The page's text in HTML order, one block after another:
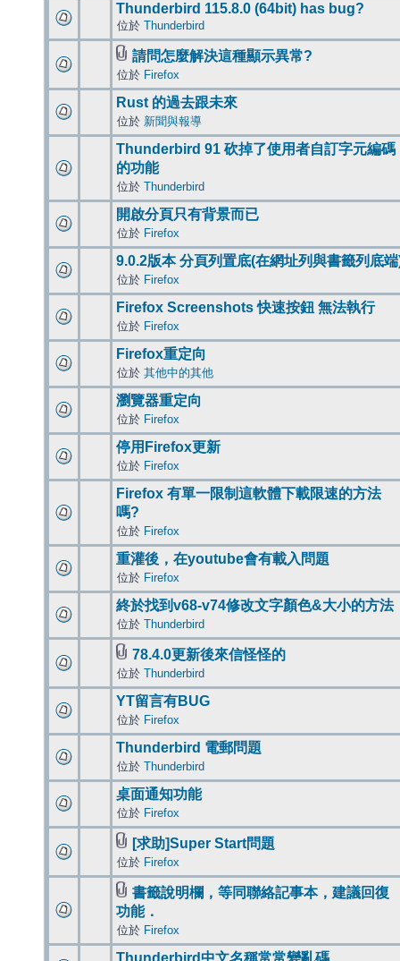
Thunderbird 115.8.0 (64bit) has bug?
位於 Thunderbird
請問怎麼解決這種顯示異常?
位於 Firefox
Rust 的過去跟未來
位於 新聞與報導
Thunderbird 91 砍掉了使用者自訂字元編碼
的功能
位於 Thunderbird
開啟分頁只有背景而已
位於 Firefox
9.0.2版本 分頁列置底(在網址列與書籤列底
位於 Firefox
Firefox Screenshots 快速按鈕 無法執行
位於 Firefox
Firefox重定向
位於 其他中的其他
瀏覽器重定向
位於 Firefox
停用Firefox更新
位於 Firefox
Firefox 有單一限制這軟體下載限速的方法
嗎?
位於 Firefox
重灌後，在youtube會有載入問題
位於 Firefox
終於找到v68-v74修改文字顏色&大小的方法
位於 Thunderbird
78.4.0更新後來信怪怪的
位於 Thunderbird
YT留言有BUG
位於 Firefox
Thunderbird 電郵問題
位於 Thunderbird
桌面通知功能
位於 Firefox
[求助]Super Start問題
位於 Firefox
書籤說明欄，等同聯絡記事本，建議回復
功能．
位於 Firefox
Thunderbird中文名稱常常變亂碼